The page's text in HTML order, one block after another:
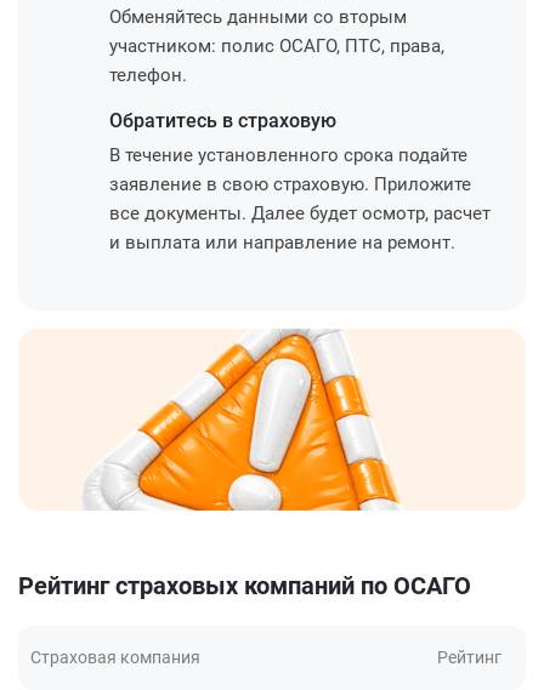
Обменяйтесь данными со вторым
участником: полис ОСАГО, ПТС, права,
телефон.
Обратитесь в страховую
В течение установленного срока подайте
заявление в свою страховую. Приложите
все документы. Далее будет осмотр, расчет
и выплата или направление на ремонт.
Рейтинг страховых компаний по ОСАГО
Страховая компания Рейтинг